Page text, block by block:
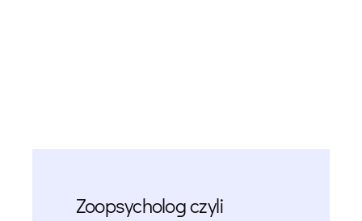
Zoopsycholog czyli